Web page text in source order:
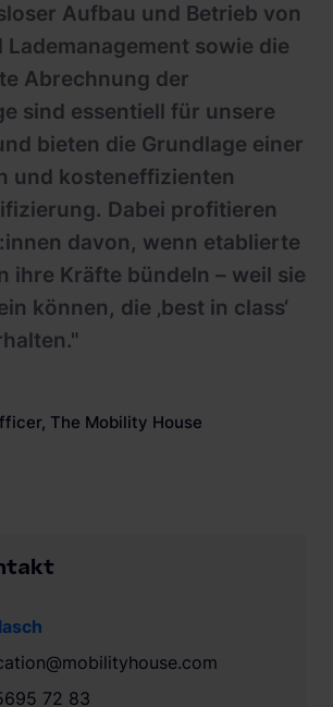
Aufbau und Betrieb von
Lademanagement sowie die
Abrechnung der
sind essentiell für unsere
bieten die Grundlage einer
und kosteneffizienten
Dabei profitieren
davon, wenn etablierte
ihre Kräfte bündeln – weil sie
können, die ‚best in class‘
The Mobility House
72 83